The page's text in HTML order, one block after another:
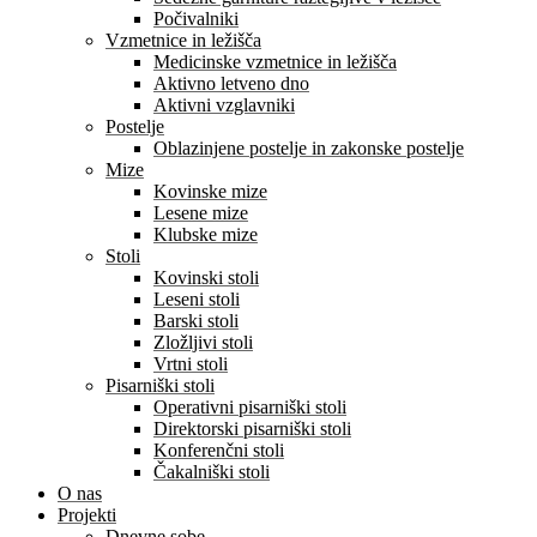
Počivalniki
Vzmetnice in ležišča
Medicinske vzmetnice in ležišča
Aktivno letveno dno
Aktivni vzglavniki
Postelje
Oblazinjene postelje in zakonske postelje
Mize
Kovinske mize
Lesene mize
Klubske mize
Stoli
Kovinski stoli
Leseni stoli
Barski stoli
Zložljivi stoli
Vrtni stoli
Pisarniški stoli
Operativni pisarniški stoli
Direktorski pisarniški stoli
Konferenčni stoli
Čakalniški stoli
O nas
Projekti